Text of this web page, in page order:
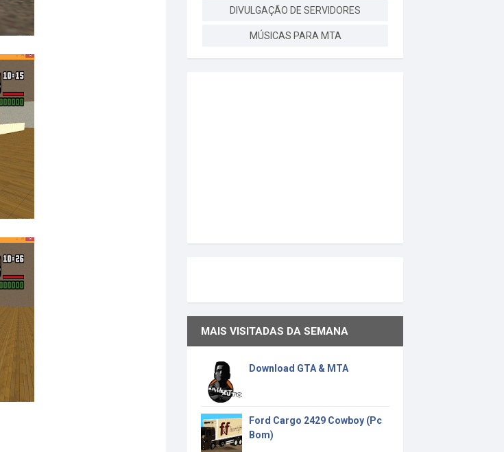
DIVULGAÇÃO DE SERVIDORES
MÚSICAS PARA MTA
MAIS VISITADAS DA SEMANA
Download GTA & MTA
Ford Cargo 2429 Cowboy (Pc
Bom)